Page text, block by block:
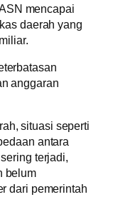
mencapai
daerah yang
anggaran
situasi seperti
antara
terjadi,
belum
dari pemerintah